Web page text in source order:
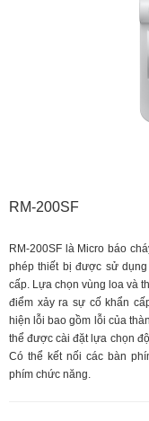
RM-200SF
RM-200SF là Micro báo
phép thiết bị được sử
cấp. Lựa chọn vùng loa và
điểm xảy ra sự cố khẩn
hiện lỗi bao gồm lỗi của
thể được cài đặt lựa chọn
Có thể kết nối các bàn
phím chức năng.